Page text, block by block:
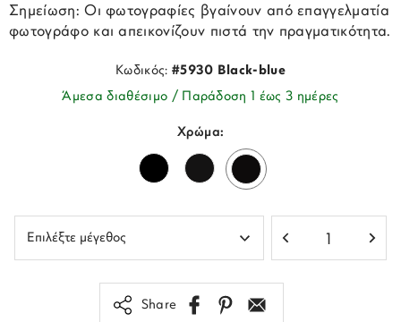
Σημείωση: Οι φωτογραφίες βγαίνουν από επαγγελματία
φωτογράφο και απεικονίζουν πιστά την πραγματικότητα.
Κωδικός: #5930 Black-blue
Άμεσα διαθέσιμο / Παράδοση 1 έως 3 ημέρες
Χρώμα:
Share